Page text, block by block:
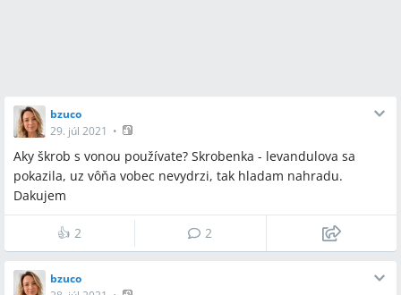
bzuco
29. júl 2021 •
Aky škrob s vonou používate? Skrobenka - levandulova sa
pokazila, uz vôňa vobec nevydrzi, tak hladam nahradu.
Dakujem
👍 2 2
bzuco